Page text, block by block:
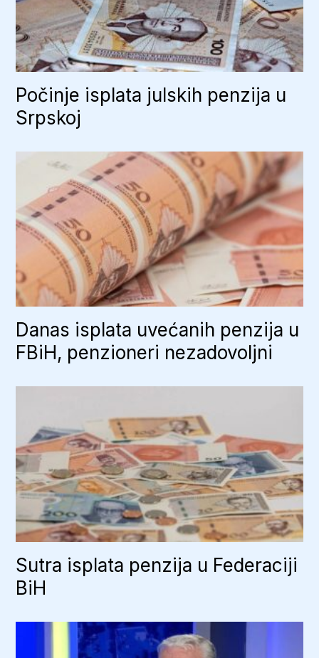
Počinje isplata julskih penzija u
Srpskoj
Danas isplata uvećanih penzija u
FBiH, penzioneri nezadovoljni
Sutra isplata penzija u Federaciji
BiH